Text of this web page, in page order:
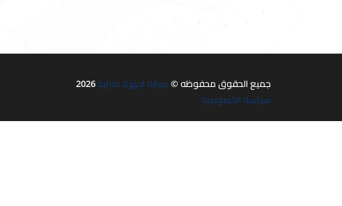
جميع الحقوق محفوظه © صيانة اجهزة منزلية
سياسة الخصوصية